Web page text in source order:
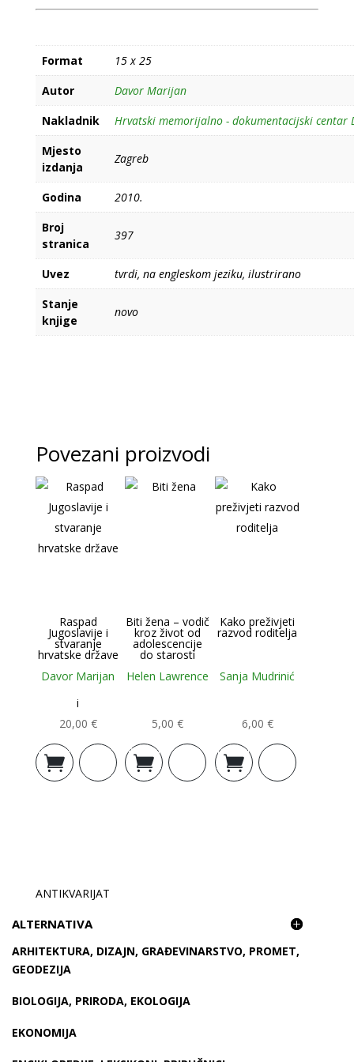
Format
15 x 25
Autor
Davor Marijan
Nakladnik
Hrvatski memorijalno - dokumentacijski centar
Mjesto
izdanja
Zagreb
Godina
2010.
Broj
stranica
397
Uvez
tvrdi, na engleskom jeziku, ilustrirano
Stanje
knjige
novo
Povezani proizvodi
Raspad
Jugoslavije i
stvaranje
hrvatske države
Davor Marijan
i
20,00 €
Dodaj u
košaricu
Biti žena – vodič
kroz život od
adolescencije
do starosti
Helen Lawrence
5,00€
Dodaj u
košaricu
Kako preživjeti
razvod roditelja
Sanja Mudrinić
6,00 €
Dodaj u
košaricu
ANTIKVARIJAT
ALTERNATIVA
ARHITEKTURA, DIZAJN, GRAĐEVINARSTVO, PROMET,
GEODEZIJA
BIOLOGIJA, PRIRODA, EKOLOGIJA
EKONOMIJA